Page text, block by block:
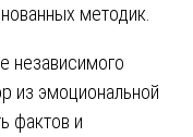
методик.
независимого
из эмоциональной
фактов и